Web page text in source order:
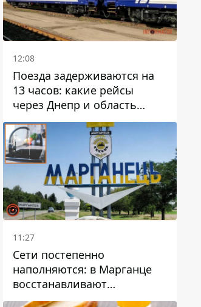
12:08
Поезда задерживаются на
13 часов: какие рейсы
через Днепр и область
выбились из графика
11:27
Сети постепенно
наполняются: в Марганце
восстанавливают
водоснабжение